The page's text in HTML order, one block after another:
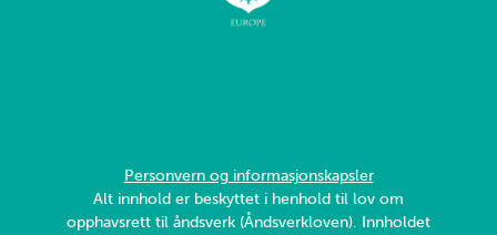
Personvern og informasjonskapsler
Alt innhold er beskyttet i henhold til lov om
opphavsrett til åndsverk (Åndsverkloven). Innholdet